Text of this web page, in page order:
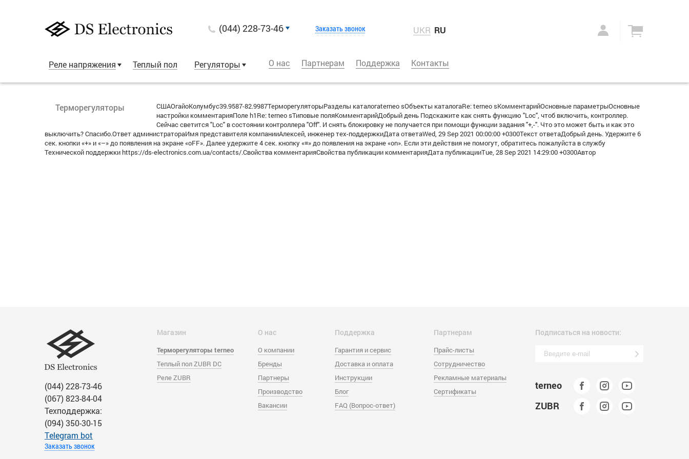
(044) 228-73-46 Заказать звонок UKR RU
Реле напряжения Теплый пол Регуляторы О нас Партнерам Поддержка Контакты
Терморегуляторы
СШАОгайоКолумбус39.9587-82.9987ТерморегуляторыРазделы каталогаterneo sОбъекты каталогаRe: terneo sКомментарийОсновные параметрыОсновные
настройки комментарияПоле h1Re: terneo sТиповые поляКомментарийДобрый день Подскажите как снять функцию "Loc", чтоб включить, контроллер.
Сейчас светится "Loc" в состоянии контроллера "Off". И снять блокировку не получается при помощи функции задания "+,-". Что это может быть и как это
выключить? Спасибо.Ответ администратораИмя представителя компанииАлексей, инженер тех-поддержкиДата ответаWed, 29 Sep 2021 00:00:00 +0300Текст ответаДобрый день. Удержите 6
сек. кнопки «+» и «–» до появления на экране «oFF». Далее удержите 4 сек. кнопку «≡» до появления на экране «on». Если эти действия не помогут, обратитесь пожалуйста в службу
Технической поддержки https://ds-electronics.com.ua/contacts/.Свойства комментарияСвойства публикации комментарияДата публикацииTue, 28 Sep 2021 14:29:00 +0300Автор
(044) 228-73-46
(067) 823-84-04
Техподдержка:
(094) 350-30-15
Тelegram bot
Заказать звонок
Магазин
Терморегуляторы terneo
Теплый пол ZUBR DC
Реле ZUBR
О нас
О компании
Бренды
Партнеры
Производство
Вакансии
Поддержка
Гарантия и сервис
Доставка и оплата
Инструкции
Блог
FAQ (Вопрос-ответ)
Партнерам
Прайс-листы
Сотрудничество
Рекламные материалы
Сертификаты
Подписаться на новости:
terneo
ZUBR